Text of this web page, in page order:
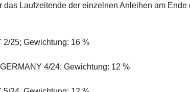
das Laufzeitende der einzelnen Anleihen am Ende
25; Gewichtung: 16 %
4/24; Gewichtung: 12 %